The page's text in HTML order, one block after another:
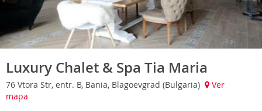
Luxury Chalet & Spa Tia Maria
76 Vtora Str, entr. B, Bania, Blagoevgrad (Bulgaria)
Ver
mapa